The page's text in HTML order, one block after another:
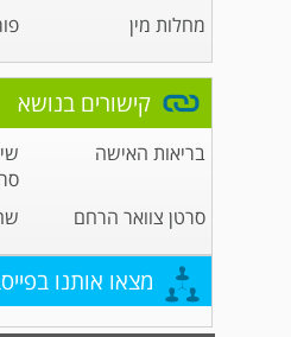
מחלות מין
קישורים בנושא
בריאות האישה
סרטן צוואר הרחם
מצאו אותנו